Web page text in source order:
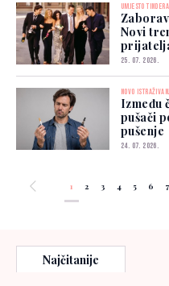
UMJESTO TINDERA
Novi
25. 07. 2026.
NOVO
Između
pušači
pušenje
24. 07. 2026.
1 2 3 4 5 6 7
Najčitanije